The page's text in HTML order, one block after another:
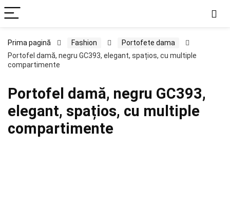
Prima pagină Fashion
Portofete dama
Portofel damă, negru GC393, elegant, spațios, cu multiple
compartimente
Portofel damă, negru GC393,
elegant, spațios, cu multiple
compartimente